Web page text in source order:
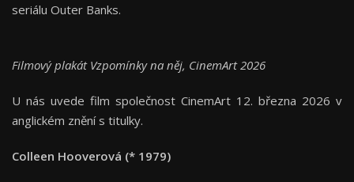
seriálu Outer Banks.
Filmový plakát Vzpomínky na něj, CinemArt 2026
U nás uvede film společnost CinemArt 12. března 2026 v
anglickém znění s titulky.
Colleen Hooverová (* 1979)